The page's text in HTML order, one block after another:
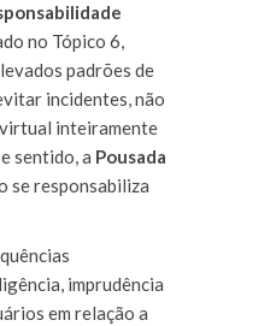
no Tópico 6,
padrões de
incidentes, não
inteiramente
sentido,a Pousada
se responsabiliza
imprudência
em relação a